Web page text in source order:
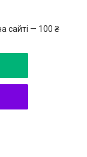
сайті — 100 ₴